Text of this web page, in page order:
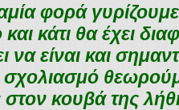
φορά
κάτι θα έχει
είναι και
κουβά της